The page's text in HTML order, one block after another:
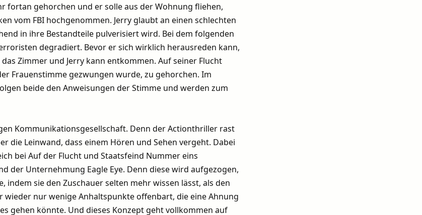
fortan gehorchen und er solle aus der Wohnung fliehen,
vom FBI hochgenommen. Jerry glaubt an einen schlechten
in ihre Bestandteile pulverisiert wird. Bei dem folgenden
degradiert. Bevor er sich wirklich herausreden kann,
Zimmer und Jerry kann entkommen. Auf seiner Flucht
Frauenstimme gezwungen wurde, zu gehorchen. Im
beide den Anweisungen der Stimme und werden zum
Kommunikationsgesellschaft. Denn der Actionthriller rast
die Leinwand, dass einem Hören und Sehen vergeht. Dabei
bei Auf der Flucht und Staatsfeind Nummer eins
der Unternehmung Eagle Eye. Denn diese wird aufgezogen,
indem sie den Zuschauer selten mehr wissen lässt, als den
nur wenige Anhaltspunkte offenbart, die eine Ahnung
gehen könnte. Und dieses Konzept geht vollkommen auf